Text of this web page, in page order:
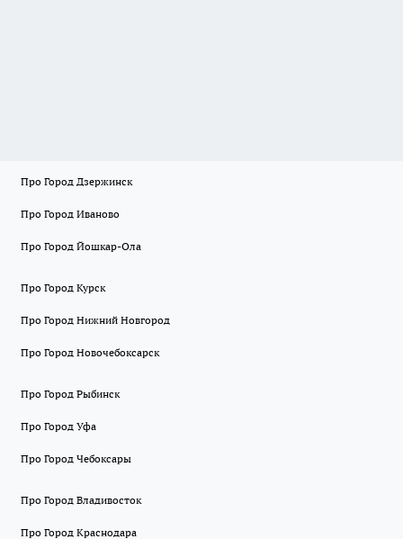
Про Город Дзержинск
Про Город Иваново
Про Город Йошкар-Ола
Про Город Курск
Про Город Нижний Новгород
Про Город Новочебоксарск
Про Город Рыбинск
Про Город Уфа
Про Город Чебоксары
Про Город Владивосток
Про Город Краснодара